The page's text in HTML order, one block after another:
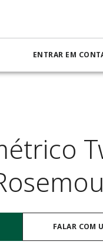
ENTRAR EM
FALAR COM